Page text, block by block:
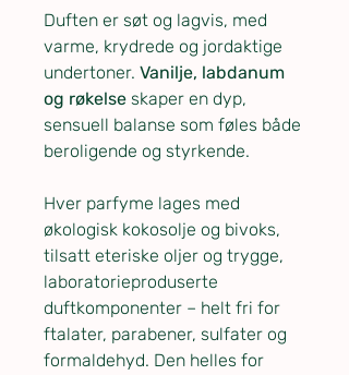
Duften er søt og lagvis, med
varme, krydrede og jordaktige
undertoner. Vanilje, labdanum
og røkelse skaper en dyp,
sensuell balanse som føles både
beroligende og styrkende.
Hver parfyme lages med
økologisk kokosolje og bivoks,
tilsatt eteriske oljer og trygge,
laboratorieproduserte
duftkomponenter – helt fri for
ftalater, parabener, sulfater og
formaldehyd. Den helles for